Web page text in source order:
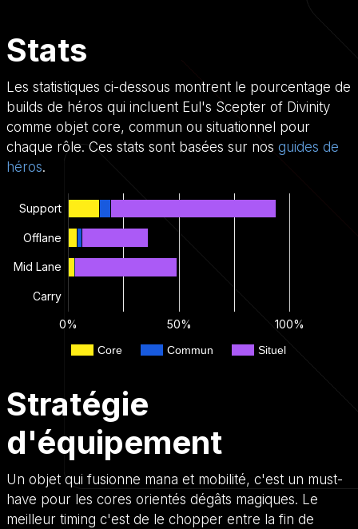
Stats
Les statistiques ci-dessous montrent le pourcentage de
builds de héros qui incluent Eul's Scepter of Divinity
comme objet core, commun ou situationnel pour
chaque rôle. Ces stats sont basées sur nos guides de
héros.
Core Commun Situel
0% 50% 100%
Support
Offlane
Mid Lane
Carry
Stratégie
d'équipement
Un objet qui fusionne mana et mobilité, c'est un must-
have pour les cores orientés dégâts magiques. Le
meilleur timing c'est de le chopper entre la fin de